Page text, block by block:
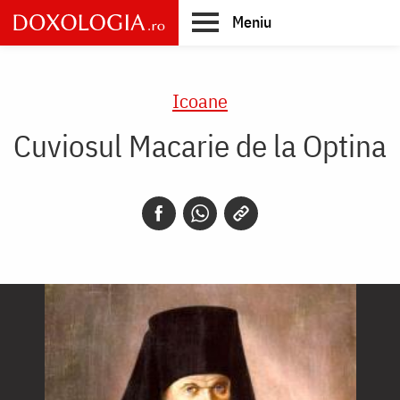
Skip
to
main
Meniu
Icoane
Cuviosul Macarie de la Optina